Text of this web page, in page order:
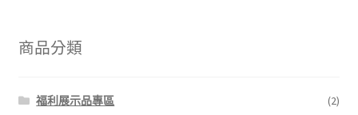
字:
商品分類
福利展示品專區
(2)